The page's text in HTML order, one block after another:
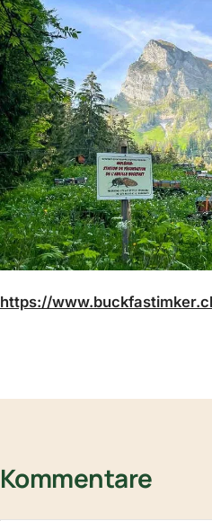
https://
Kommentare